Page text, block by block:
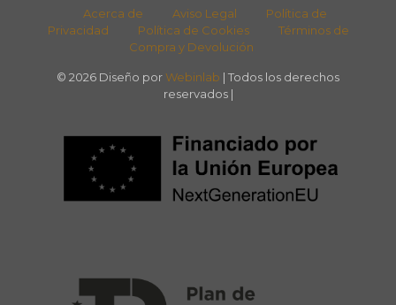
Acerca de Aviso Legal
Política de
Privacidad
Política de Cookies
Términos de
Compra y Devolución
© 2026 Diseño por Webinlab | Todos los derechos
reservados |